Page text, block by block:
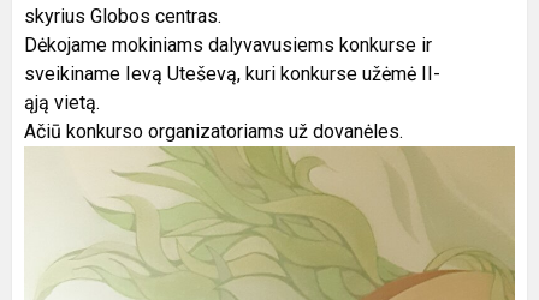
skyrius Globos centras.
Dėkojame mokiniams dalyvavusiems konkurse ir
sveikiname Ievą Uteševą, kuri konkurse užėmė II-
ąją vietą.
Ačiū konkurso organizatoriams už dovanėles.